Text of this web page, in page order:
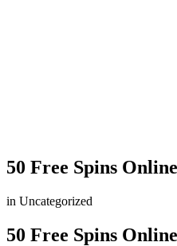
50 Free Spins
in Uncategorized
50 Free Spins